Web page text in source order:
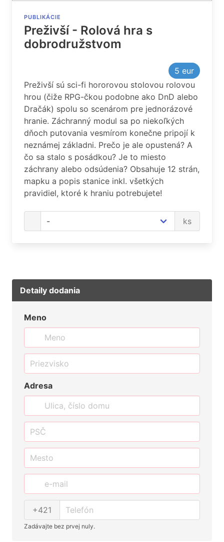
PUBLIKÁCIE
Preživší - Rolová hra s
dobrodružstvom
5 eur
Preživší sú sci-fi hororovou stolovou rolovou
hrou (čiže RPG-čkou podobne ako DnD alebo
Dračák) spolu so scenárom pre jednorázové
hranie. Záchranný modul sa po niekoľkých
dňoch putovania vesmírom konečne pripojí k
neznámej základni. Prečo je ale opustená? A
čo sa stalo s posádkou? Je to miesto
záchrany alebo odsúdenia? Obsahuje 12 strán,
mapku a popis stanice inkl. všetkých
pravidiel, ktoré k hraniu potrebujete!
ks
Detaily dodania
Meno
Adresa
+421
Zadávajte bez prvej nuly.